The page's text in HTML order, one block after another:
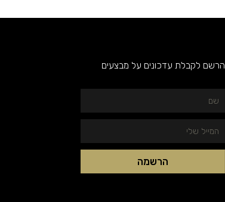
הרשם לקבלת עדכונים על מבצעים
הרשמה